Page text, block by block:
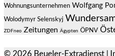
Wohnungsunternehmen Wolfgang
Wolodymyr Selenskyj
ZDFneo Zeitungen Ägypten ÖPNV
© 2026 Beueler-Extradienst